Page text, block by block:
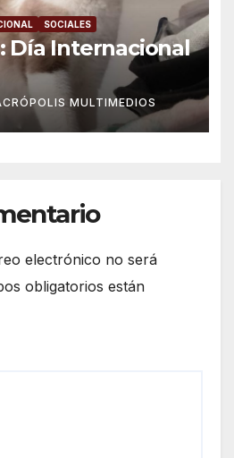
SOCIALES
Día Internacional
MULTIMEDIOS
electrónico no será
obligatorios están